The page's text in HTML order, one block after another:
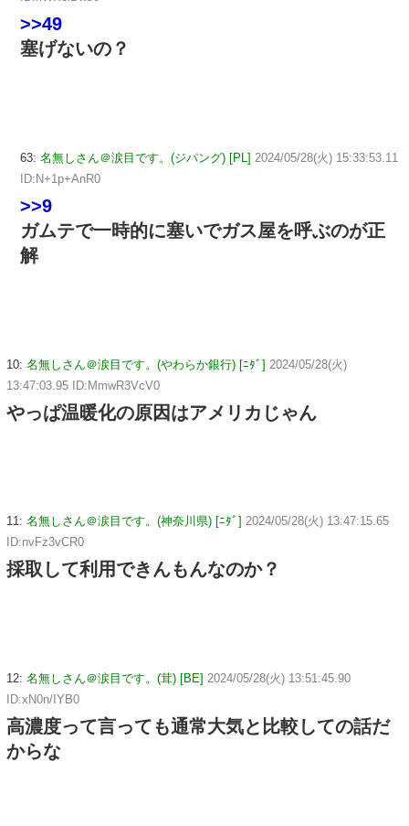
>>49
塞げないの？
63: 名無しさん＠涙目です。(ジパング) [PL] 2024/05/28(火) 15:33:53.11
ID:N+1p+AnR0
>>9
ガムテで一時的に塞いでガス屋を呼ぶのが正
解
10: 名無しさん＠涙目です。(やわらか銀行) [ﾆﾀﾞ] 2024/05/28(火)
13:47:03.95 ID:MmwR3VcV0
やっぱ温暖化の原因はアメリカじゃん
11: 名無しさん＠涙目です。(神奈川県) [ﾆﾀﾞ] 2024/05/28(火) 13:47:15.65
ID:nvFz3vCR0
採取して利用できんもんなのか？
12: 名無しさん＠涙目です。(茸) [BE] 2024/05/28(火) 13:51:45.90
ID:xN0n/IYB0
高濃度って言っても通常大気と比較しての話だ
からな